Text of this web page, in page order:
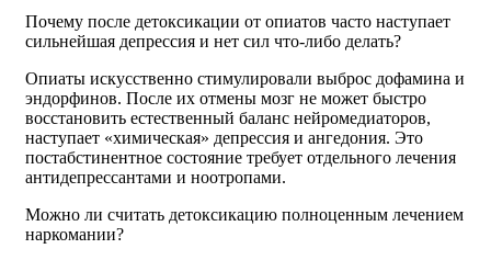
Почему после детоксикации от опиатов часто наступает
сильнейшая депрессия и нет сил что-либо делать?
Опиаты искусственно стимулировали выброс дофамина и
эндорфинов. После их отмены мозг не может быстро
восстановить естественный баланс нейромедиаторов,
наступает «химическая» депрессия и ангедония. Это
постабстинентное состояние требует отдельного лечения
антидепрессантами и ноотропами.
Можно ли считать детоксикацию полноценным лечением
наркомании?